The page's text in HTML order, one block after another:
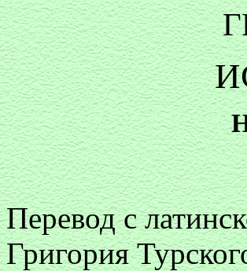
Перевод с
Григория